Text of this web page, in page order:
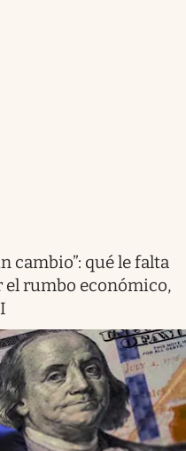
cambio”: qué le falta
el rumbo económico,